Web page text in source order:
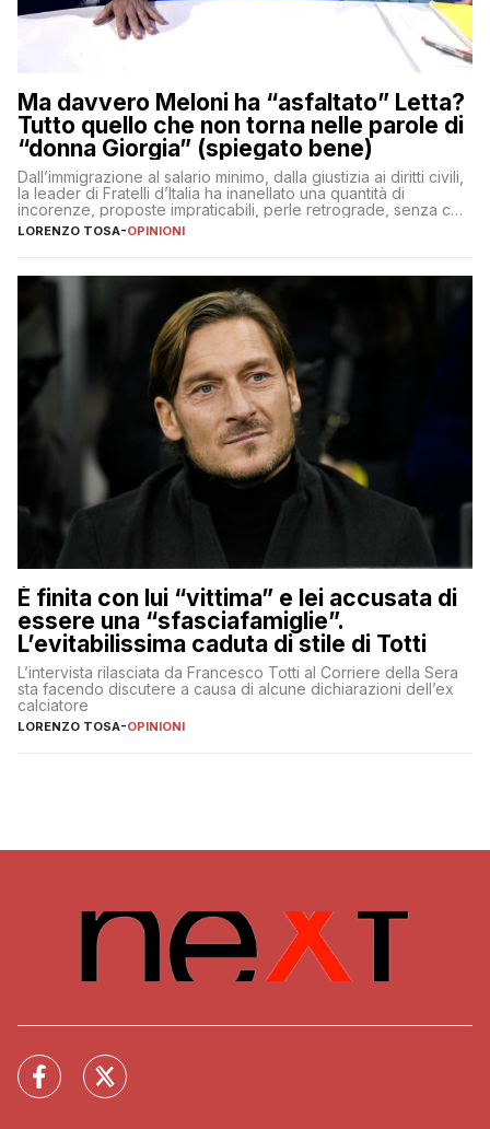
Ma davvero Meloni ha “asfaltato” Letta?
Tutto quello che non torna nelle parole di
“donna Giorgia” (spiegato bene)
Dall’immigrazione al salario minimo, dalla giustizia ai diritti civili,
la leader di Fratelli d’Italia ha inanellato una quantità di
incorenze, proposte impraticabili, perle retrograde, senza che
nessuno – a destra come a sinistra – glielo abbia fatto notare
LORENZO TOSA-OPINIONI
È finita con lui “vittima” e lei accusata di
essere una “sfasciafamiglie”.
L’evitabilissima caduta di stile di Totti
L’intervista rilasciata da Francesco Totti al Corriere della Sera
sta facendo discutere a causa di alcune dichiarazioni dell’ex
calciatore
LORENZO TOSA-OPINIONI